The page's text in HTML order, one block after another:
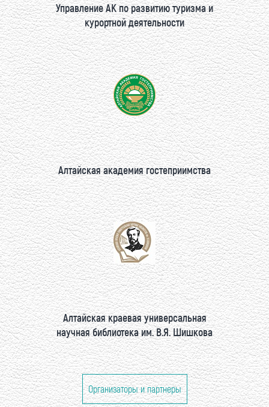
Управление АК по развитию туризма и
курортной деятельности
Алтайская академия гостеприимства
Алтайская краевая универсальная
научная библиотека им. В.Я. Шишкова
Организаторы и партнеры